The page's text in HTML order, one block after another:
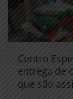
Centro
entrega de
que são